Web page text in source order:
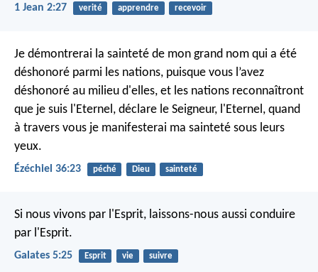
1 Jean 2:27 verité apprendre recevoir
Je démontrerai la sainteté de mon grand nom qui a été
déshonoré parmi les nations, puisque vous l’avez
déshonoré au milieu d'elles, et les nations reconnaîtront
que je suis l'Eternel, déclare le Seigneur, l'Eternel, quand
à travers vous je manifesterai ma sainteté sous leurs
yeux.
Ézéchiel 36:23 péché Dieu sainteté
Si nous vivons par l'Esprit, laissons-nous aussi conduire
par l'Esprit.
Galates 5:25 Esprit vie suivre